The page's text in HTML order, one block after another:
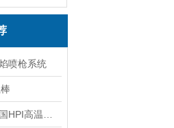
喷枪系统